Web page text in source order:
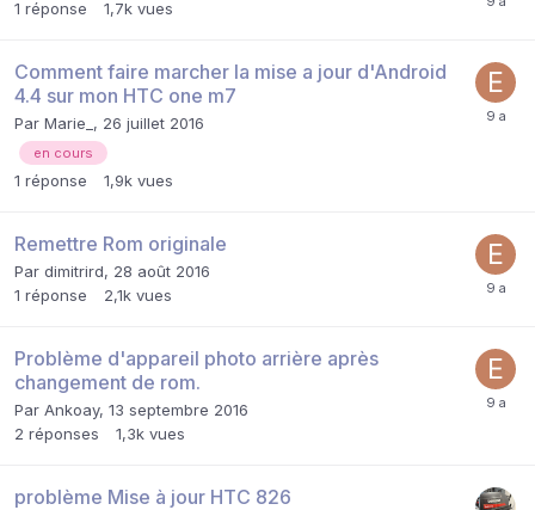
1 réponse 1,7k vues
Comment faire marcher la mise a jour d'Android
4.4 sur mon HTC one m7
Par Marie_ , 26 juillet 2016
en cours
1 réponse 1,9k vues
Remettre Rom originale
Par dimitrird, 28 août 2016
1 réponse 2,1k vues
Problème d'appareil photo arrière après
changement de rom.
Par Ankoay, 13 septembre 2016
2 réponses 1,3k vues
problème Mise à jour HTC 826